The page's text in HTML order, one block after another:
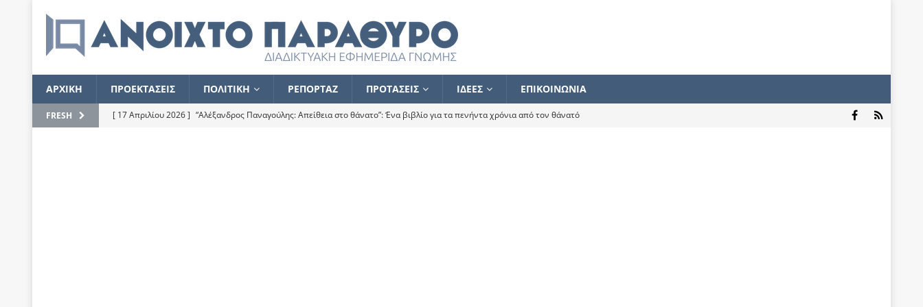
ΑΡΧΙΚΗ ΠΡΟΕΚΤΑΣΕΙΣ ΠΟΛΙΤΙΚΗ ΡΕΠΟΡΤΑΖ ΠΡΟΤΑΣΕΙΣ ΙΔΕΕΣ ΕΠΙΚΟΙΝΩΝΙΑ
FRESH [ 17 Απριλίου 2026 ] “Αλέξανδρος Παναγούλης: Απείθεια στο θάνατο”: Ένα βιβλίο για τα πενήντα χρόνια από τον θάνατό